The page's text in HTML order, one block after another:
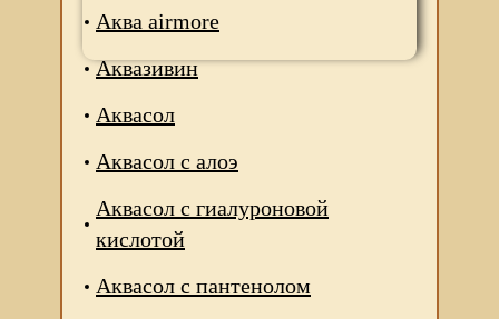
Аква airmore
Аквазивин
Аквасол
Аквасол с алоэ
Аквасол с гиалуроновой
кислотой
Аквасол с пантенолом